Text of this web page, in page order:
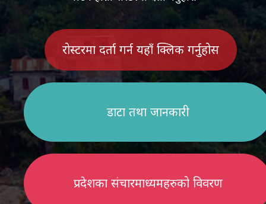
रोस्टरमा दर्ता गर्न यहाँ क्लिक गर्नुहोस
डाटा तथा जानकारी
प्रदेशका संचारमाध्यमहरुको विवरण